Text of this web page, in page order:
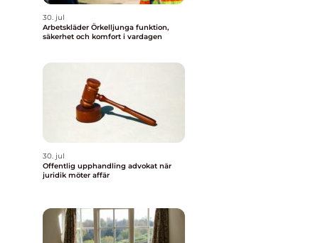
30. jul
Arbetskläder Örkelljunga funktion,
säkerhet och komfort i vardagen
30. jul
Offentlig upphandling advokat när
juridik möter affär